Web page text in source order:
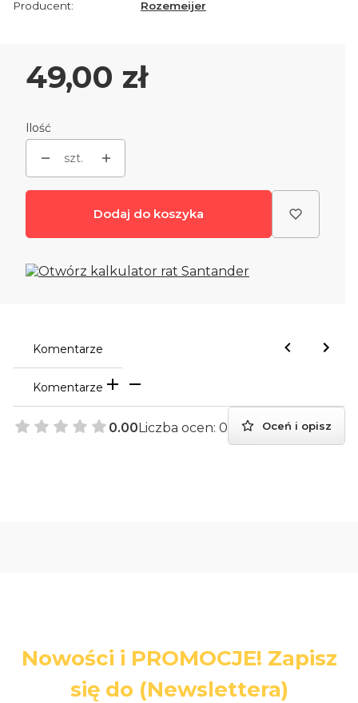
Producent:
Rozemeijer
Cena
49,00 zł
Ilość
szt.
Dodaj do koszyka
Komentarze
Komentarze
0.00 Liczba ocen: 0 Oceń i opisz
Nowości i PROMOCJE! Zapisz
się do (Newslettera)